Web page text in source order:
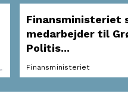
Finansministeriet
medarbejder til
Politis...
Finansministeriet